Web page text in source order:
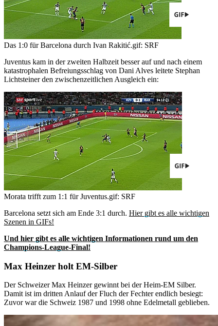
Das 1:0 für Barcelona durch Ivan Rakitić.gif: SRF
Juventus kam in der zweiten Halbzeit besser auf und nach einem
katastrophalen Befreiungsschlag von Dani Alves leitete Stephan
Lichtsteiner den zwischenzeitlichen Ausgleich ein:
Morata trifft zum 1:1 für Juventus.gif: SRF
Barcelona setzt sich am Ende 3:1 durch. Hier gibt es alle wichtigen
Szenen in GIFs!
Und hier gibt es alle wichtigen Informationen rund um den
Champions-League-Final!
Max Heinzer holt EM-Silber
Der Schweizer Max Heinzer gewinnt bei der Heim-EM Silber.
Damit ist im dritten Anlauf der Fluch der Fechter endlich besiegt:
Zuvor war die Schweiz 1987 und 1998 ohne Edelmetall geblieben.